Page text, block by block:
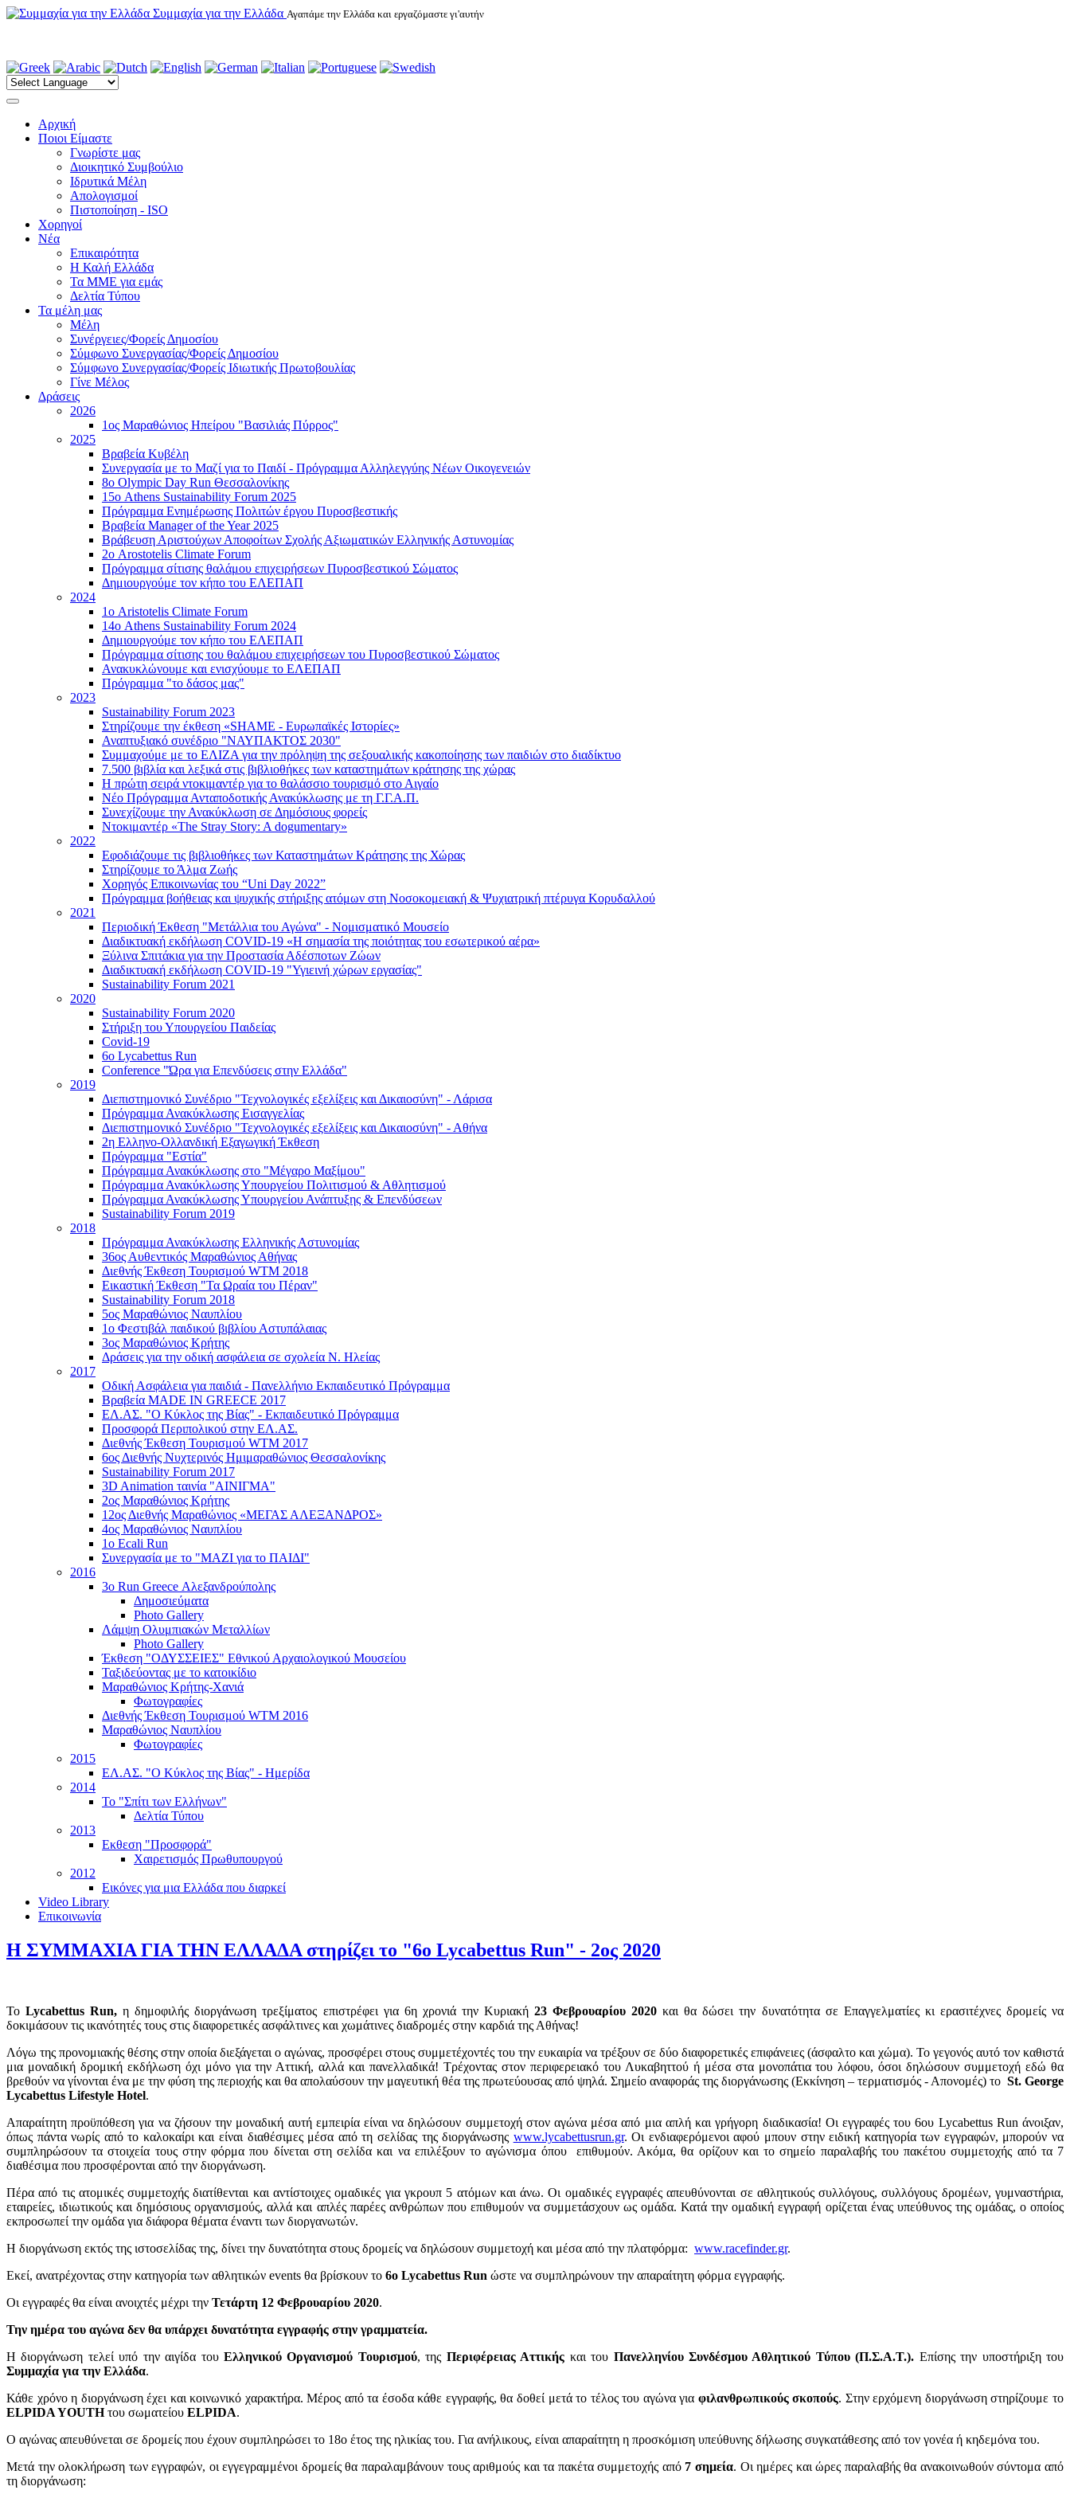
Συμμαχία για την Ελλάδα Αγαπάμε την Ελλάδα και εργαζόμαστε γι'αυτήν
Αρχική
Ποιοι Είμαστε
Γνωρίστε μας
Διοικητικό Συμβούλιο
Ιδρυτικά Μέλη
Απολογισμοί
Πιστοποίηση - ISO
Χορηγοί
Νέα
Επικαιρότητα
H Καλή Ελλάδα
Τα ΜΜΕ για εμάς
Δελτία Τύπου
Τα μέλη μας
Μέλη
Συνέργειες/Φορείς Δημοσίου
Σύμφωνο Συνεργασίας/Φορείς Δημοσίου
Σύμφωνο Συνεργασίας/Φορείς Ιδιωτικής Πρωτοβουλίας
Γίνε Μέλος
Δράσεις
2026
1ος Μαραθώνιος Ηπείρου "Βασιλιάς Πύρρος"
2025
Βραβεία Κυβέλη
Συνεργασία με το Μαζί για το Παιδί - Πρόγραμμα Αλληλεγγύης Νέων Οικογενειών
8ο Olympic Day Run Θεσσαλονίκης
15ο Athens Sustainability Forum 2025
Πρόγραμμα Ενημέρωσης Πολιτών έργου Πυροσβεστικής
Βραβεία Manager of the Year 2025
Βράβευση Αριστούχων Αποφοίτων Σχολής Αξιωματικών Ελληνικής Αστυνομίας
2ο Arostotelis Climate Forum
Πρόγραμμα σίτισης θαλάμου επιχειρήσεων Πυροσβεστικού Σώματος
Δημιουργούμε τον κήπο του ΕΛΕΠΑΠ
2024
1ο Aristotelis Climate Forum
14ο Athens Sustainability Forum 2024
Δημιουργούμε τον κήπο του ΕΛΕΠΑΠ
Πρόγραμμα σίτισης του θαλάμου επιχειρήσεων του Πυροσβεστικού Σώματος
Ανακυκλώνουμε και ενισχύουμε το ΕΛΕΠΑΠ
Πρόγραμμα "το δάσος μας"
2023
Sustainability Forum 2023
Στηρίζουμε την έκθεση «SHAME - Ευρωπαϊκές Ιστορίες»
Αναπτυξιακό συνέδριο "ΝΑΥΠΑΚΤΟΣ 2030"
Συμμαχούμε με το ΕΛΙΖΑ για την πρόληψη της σεξουαλικής κακοποίησης των παιδιών στο διαδίκτυο
7.500 βιβλία και λεξικά στις βιβλιοθήκες των καταστημάτων κράτησης της χώρας
Η πρώτη σειρά ντοκιμαντέρ για το θαλάσσιο τουρισμό στο Αιγαίο
Νέο Πρόγραμμα Ανταποδοτικής Ανακύκλωσης με τη Γ.Γ.Α.Π.
Συνεχίζουμε την Ανακύκλωση σε Δημόσιους φορείς
Ντοκιμαντέρ «The Stray Story: A dogumentary»
2022
Εφοδιάζουμε τις βιβλιοθήκες των Καταστημάτων Κράτησης της Χώρας
Στηρίζουμε το Άλμα Ζωής
Χορηγός Επικοινωνίας του “Uni Day 2022”
Πρόγραμμα βοήθειας και ψυχικής στήριξης ατόμων στη Νοσοκομειακή & Ψυχιατρική πτέρυγα Κορυδαλλού
2021
Περιοδική Έκθεση "Μετάλλια του Αγώνα" - Νομισματικό Μουσείο
Διαδικτυακή εκδήλωση COVID-19 «Η σημασία της ποιότητας του εσωτερικού αέρα»
Ξύλινα Σπιτάκια για την Προστασία Αδέσποτων Ζώων
Διαδικτυακή εκδήλωση COVID-19 "Υγιεινή χώρων εργασίας"
Sustainability Forum 2021
2020
Sustainability Forum 2020
Στήριξη του Υπουργείου Παιδείας
Covid-19
6ο Lycabettus Run
Conference "Ώρα για Επενδύσεις στην Ελλάδα"
2019
Διεπιστημονικό Συνέδριο "Τεχνολογικές εξελίξεις και Δικαιοσύνη" - Λάρισα
Πρόγραμμα Ανακύκλωσης Εισαγγελίας
Διεπιστημονικό Συνέδριο "Τεχνολογικές εξελίξεις και Δικαιοσύνη" - Αθήνα
2η Ελληνο-Ολλανδική Εξαγωγική Έκθεση
Πρόγραμμα "Εστία"
Πρόγραμμα Ανακύκλωσης στο "Μέγαρο Μαξίμου"
Πρόγραμμα Ανακύκλωσης Υπουργείου Πολιτισμού & Αθλητισμού
Πρόγραμμα Ανακύκλωσης Υπουργείου Ανάπτυξης & Επενδύσεων
Sustainability Forum 2019
2018
Πρόγραμμα Ανακύκλωσης Ελληνικής Αστυνομίας
36ος Αυθεντικός Μαραθώνιος Αθήνας
Διεθνής Έκθεση Τουρισμού WTM 2018
Εικαστική Έκθεση "Τα Ωραία του Πέραν"
Sustainability Forum 2018
5ος Μαραθώνιος Ναυπλίου
1ο Φεστιβάλ παιδικού βιβλίου Αστυπάλαιας
3ος Μαραθώνιος Κρήτης
Δράσεις για την οδική ασφάλεια σε σχολεία Ν. Ηλείας
2017
Οδική Ασφάλεια για παιδιά - Πανελλήνιο Εκπαιδευτικό Πρόγραμμα
Βραβεία MADE IN GREECE 2017
ΕΛ.ΑΣ. "Ο Κύκλος της Βίας" - Εκπαιδευτικό Πρόγραμμα
Προσφορά Περιπολικού στην ΕΛ.ΑΣ.
Διεθνής Έκθεση Τουρισμού WTM 2017
6ος Διεθνής Νυχτερινός Ημιμαραθώνιος Θεσσαλονίκης
Sustainability Forum 2017
3D Animation ταινία "ΑΙΝΙΓΜΑ"
2ος Μαραθώνιος Κρήτης
12ος Διεθνής Μαραθώνιος «ΜΕΓΑΣ ΑΛΕΞΑΝΔΡΟΣ»
4ος Μαραθώνιος Ναυπλίου
1ο Ecali Run
Συνεργασία με το "ΜΑΖΙ για το ΠΑΙΔΙ"
2016
3ο Run Greece Αλεξανδρούπολης
Δημοσιεύματα
Photo Gallery
Λάμψη Ολυμπιακών Μεταλλίων
Photo Gallery
Έκθεση "ΟΔΥΣΣΕΙΕΣ" Εθνικού Αρχαιολογικού Μουσείου
Ταξιδεύοντας με το κατοικίδιο
Μαραθώνιος Κρήτης-Χανιά
Φωτογραφίες
Διεθνής Έκθεση Τουρισμού WTM 2016
Μαραθώνιος Ναυπλίου
Φωτογραφίες
2015
ΕΛ.ΑΣ. "Ο Κύκλος της Βίας" - Ημερίδα
2014
Το "Σπίτι των Ελλήνων"
Δελτία Τύπου
2013
Εκθεση "Προσφορά"
Χαιρετισμός Πρωθυπουργού
2012
Εικόνες για μια Ελλάδα που διαρκεί
Video Library
Επικοινωνία
Η ΣΥΜΜΑΧΙΑ ΓΙΑ ΤΗΝ ΕΛΛΑΔΑ στηρίζει το "6ο Lycabettus Run" - 2ος 2020
ΤοLycabettus Run, η δημοφιλής διοργάνωση τρεξίματος επιστρέφει για 6η χρονιά την Κυριακή23 Φεβρουαρίου 2020 και θα δώσει την δυνατότητα σε Επαγγελματίες κι ερασιτέχνες δρομείς να
δοκιμάσουν τις ικανότητές τους στις διαφορετικές ασφάλτινες και χωμάτινες διαδρομές στην καρδιά της Αθήνας!
Λόγω της προνομιακής θέσης στην οποία διεξάγεται ο αγώνας, προσφέρει στους συμμετέχοντές του την ευκαιρία να τρέξουν σε δύο διαφορετικές επιφάνειες (άσφαλτο και χώμα). Το γεγονός αυτό τον καθιστά
μια μοναδική δρομική εκδήλωση όχι μόνο για την Αττική, αλλά και πανελλαδικά! Τρέχοντας στον περιφερειακό του Λυκαβηττού ή μέσα στα μονοπάτια του λόφου, όσοι δηλώσουν συμμετοχή εδώ θα
βρεθούν να γίνονται ένα με την φύση της περιοχής και θα απολαύσουν την μαγευτική θέα της πρωτεύουσας από ψηλά. Σημείο αναφοράς της διοργάνωσης (Εκκίνηση – τερματισμός - Απονομές) το St. George
Lycabettus Lifestyle Hotel.
Απαραίτητη προϋπόθεση για να ζήσουν την μοναδική αυτή εμπειρία είναι να δηλώσουν συμμετοχή στον αγώνα μέσα από μια απλή και γρήγορη διαδικασία! Οι εγγραφές του 6ου Lycabettus Run άνοιξαν,
όπως πάντα νωρίς από το καλοκαίρι και είναι διαθέσιμες μέσα από τη σελίδας της διοργάνωσης www.lycabettusrun.gr. Οι ενδιαφερόμενοι αφού μπουν στην ειδική κατηγορία των εγγραφών, μπορούν να
συμπληρώσουν τα στοιχεία τους στην φόρμα που δίνεται στη σελίδα και να επιλέξουν το αγώνισμα όπου επιθυμούν. Ακόμα, θα ορίζουν και το σημείο παραλαβής του πακέτου συμμετοχής από τα 7
διαθέσιμα που προσφέρονται από την διοργάνωση.
Πέρα από τις ατομικές συμμετοχής διατίθενται και αντίστοιχες ομαδικές για γκρουπ 5 ατόμων και άνω. Οι ομαδικές εγγραφές απευθύνονται σε αθλητικούς συλλόγους, συλλόγους δρομέων, γυμναστήρια,
εταιρείες, ιδιωτικούς και δημόσιους οργανισμούς, αλλά και απλές παρέες ανθρώπων που επιθυμούν να συμμετάσχουν ως ομάδα. Κατά την ομαδική εγγραφή ορίζεται ένας υπεύθυνος της ομάδας, ο οποίος
εκπροσωπεί την ομάδα για διάφορα θέματα έναντι των διοργανωτών.
Η διοργάνωση εκτός της ιστοσελίδας της, δίνει την δυνατότητα στους δρομείς να δηλώσουν συμμετοχή και μέσα από την πλατφόρμα: www.racefinder.gr.
Εκεί, ανατρέχοντας στην κατηγορία των αθλητικών events θα βρίσκουν το 6ο Lycabettus Run ώστε να συμπληρώνουν την απαραίτητη φόρμα εγγραφής.
Οι εγγραφές θα είναι ανοιχτές μέχρι την Τετάρτη 12 Φεβρουαρίου 2020.
Την ημέρα του αγώνα δεν θα υπάρχει δυνατότητα εγγραφής στην γραμματεία.
Η διοργάνωση τελεί υπό την αιγίδα τουΕλληνικού Οργανισμού Τουρισμού, της Περιφέρειας Αττικής και του Πανελληνίου Συνδέσμου Αθλητικού Τύπου (Π.Σ.Α.Τ.). Επίσης την υποστήριξη του
Συμμαχία για την Ελλάδα.
Κάθε χρόνο η διοργάνωση έχει και κοινωνικό χαρακτήρα. Μέρος από τα έσοδα κάθε εγγραφής, θα δοθεί μετά το τέλος του αγώνα για φιλανθρωπικούς σκοπούς. Στην ερχόμενη διοργάνωση στηρίζουμε το
ELPIDA YOUTHτου σωματείου ELPIDA.
Ο αγώνας απευθύνεται σε δρομείς που έχουν συμπληρώσει το 18ο έτος της ηλικίας του. Για ανήλικους, είναι απαραίτητη η προσκόμιση υπεύθυνης δήλωσης συγκατάθεσης από τον γονέα ή κηδεμόνα του.
Μετά την ολοκλήρωση των εγγραφών, οι εγγεγραμμένοι δρομείς θα παραλαμβάνουν τους αριθμούς και τα πακέτα συμμετοχής από 7 σημεία. Οι ημέρες και ώρες παραλαβής θα ανακοινωθούν σύντομα από
τη διοργάνωση: